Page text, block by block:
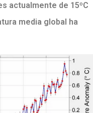
actualmente de 15ºC
media global ha